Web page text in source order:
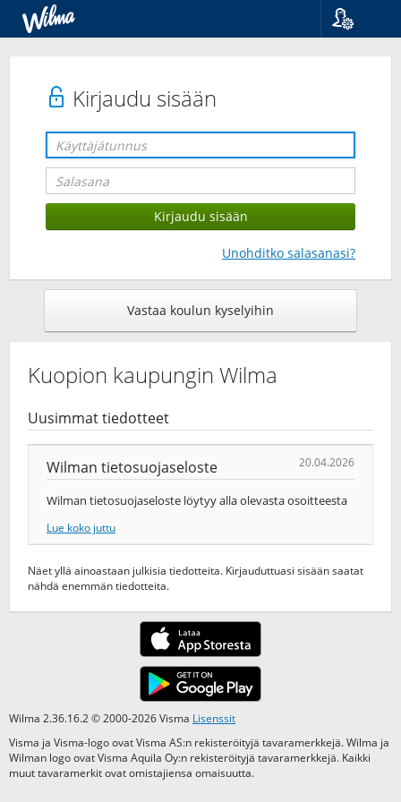
Kirjaudu sisään
Unohditko salasanasi?
Vastaa koulun kyselyihin
Kuopion kaupungin Wilma
Uusimmat tiedotteet
Wilman tietosuojaseloste 20.04.2026
Wilman tietosuojaseloste löytyy alla olevasta osoitteesta
Lue koko juttu
Näet yllä ainoastaan julkisia tiedotteita. Kirjauduttuasi sisään saatat
nähdä enemmän tiedotteita.
Wilma 2.36.16.2 © 2000-2026 Visma Lisenssit
Visma ja Visma-logo ovat Visma AS:n rekisteröityjä tavaramerkkejä. Wilma ja
Wilman logo ovat Visma Aquila Oy:n rekisteröityjä tavaramerkkejä. Kaikki
muut tavaramerkit ovat omistajiensa omaisuutta.